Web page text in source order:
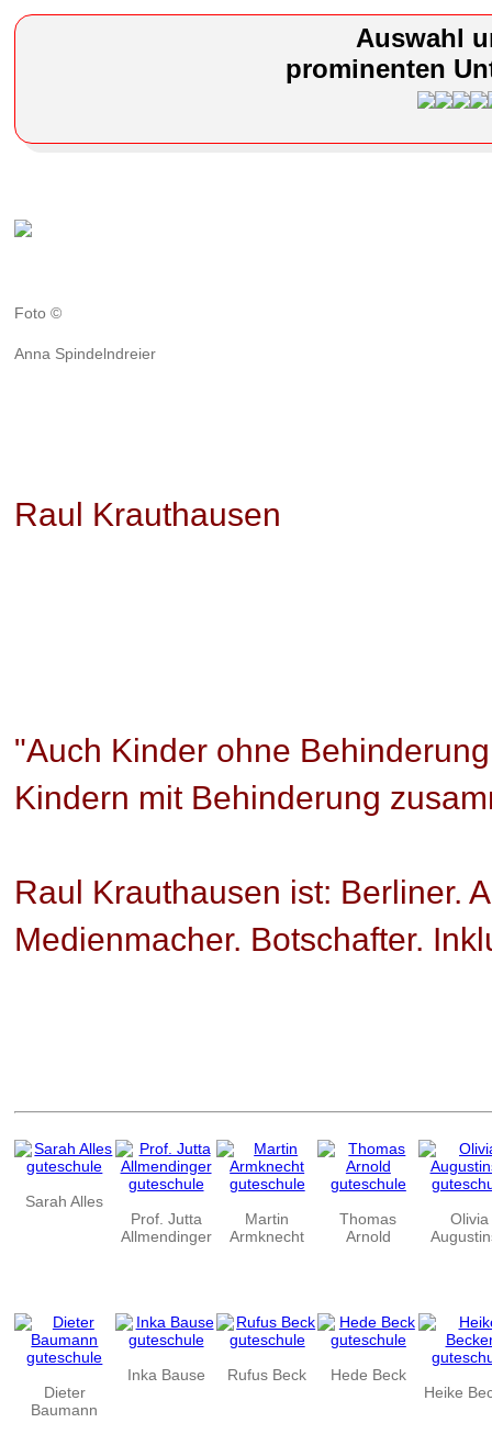
Auswahl
prominenten
Foto ©
Anna Spindelndreier
Raul Krauthausen
"Auch Kinder ohne
Kindern mit Behinderung
Raul Krauthausen ist: Berliner.
Medienmacher. Botschafter.
Sarah Alles
Prof. Jutta
Allmendinger
Martin
Armknecht
Thomas
Arnold
Olivia
Dieter
Baumann
Inka Bause Rufus Beck
Hede Beck
Heike